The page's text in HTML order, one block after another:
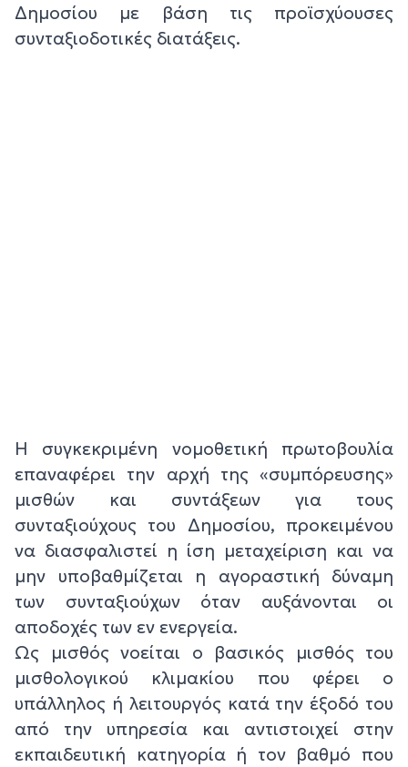
Δημοσίου με βάση τις προϊσχύουσες
συνταξιοδοτικές διατάξεις.
Η συγκεκριμένη νομοθετική πρωτοβουλία
επαναφέρει την αρχή της «συμπόρευσης»
μισθών και συντάξεων για τους
συνταξιούχους του Δημοσίου, προκειμένου
να διασφαλιστεί η ίση μεταχείριση και να
μην υποβαθμίζεται η αγοραστική δύναμη
των συνταξιούχων όταν αυξάνονται οι
αποδοχές των εν ενεργεία.
Ως μισθός νοείται ο βασικός μισθός του
μισθολογικού κλιμακίου που φέρει ο
υπάλληλος ή λειτουργός κατά την έξοδό του
από την υπηρεσία και αντιστοιχεί στην
εκπαιδευτική κατηγορία ή τον βαθμό που